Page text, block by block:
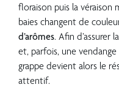
floraison puis la véraison
baies changent de
d’arômes. Afin d’assurer
et, parfois, une
grappe devient alors le
attentif.